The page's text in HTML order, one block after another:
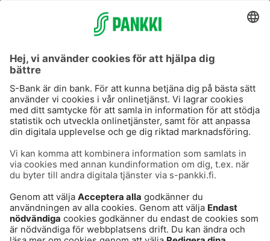
S-Prime
Användarvillkor
Dataskydd
Cookies